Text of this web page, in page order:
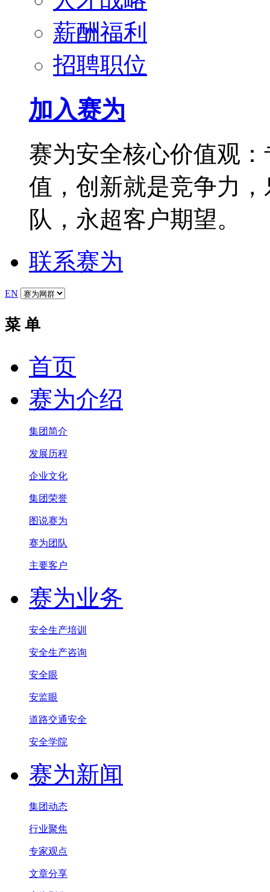
薪酬福利
招聘职位
加入赛为
赛为安全核心价值观
值，创新就是竞争力
队，永超客户期望。
联系赛为
EN
菜 单
首页
赛为介绍
集团简介
发展历程
企业文化
集团荣誉
图说赛为
赛为团队
主要客户
赛为业务
安全生产培训
安全生产咨询
安全眼
安监眼
道路交通安全
安全学院
赛为新闻
集团动态
行业聚焦
专家观点
文章分享